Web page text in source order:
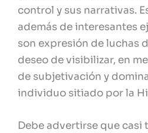
control y sus narrativas.
además de interesantes
son expresión de luchas
deseo de visibilizar, en
de subjetivación y
individuo sitiado por la
Debe advertirse que casi